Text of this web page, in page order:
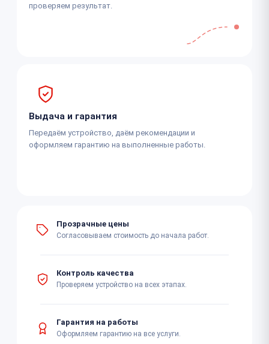
проверяем результат.
Выдача и гарантия
Передаём устройство, даём рекомендации и
оформляем гарантию на выполненные работы.
Прозрачные цены
Согласовываем стоимость до начала работ.
Контроль качества
Проверяем устройство на всех этапах.
Гарантия на работы
Оформляем гарантию на все услуги.